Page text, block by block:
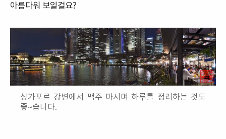
아름다워 보일걸요?
싱가포르 강변에서 맥주 마시며 하루를 정리하는 것도
좋~습니다.